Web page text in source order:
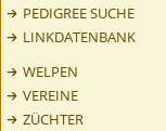
PEDIGREE SUCHE
LINKDATENBANK
WELPEN
VEREINE
ZÜCHTER